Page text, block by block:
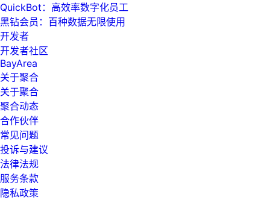
QuickBot：高效率数字化员工
黑钻会员：百种数据无限使用
开发者
开发者社区
BayArea
关于聚合
关于聚合
聚合动态
合作伙伴
常见问题
投诉与建议
法律法规
服务条款
隐私政策